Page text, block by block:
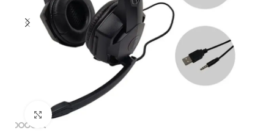
Haga clic para ampliar